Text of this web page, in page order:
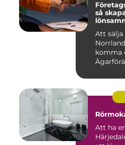
så
Att sälja
komma
Att ha